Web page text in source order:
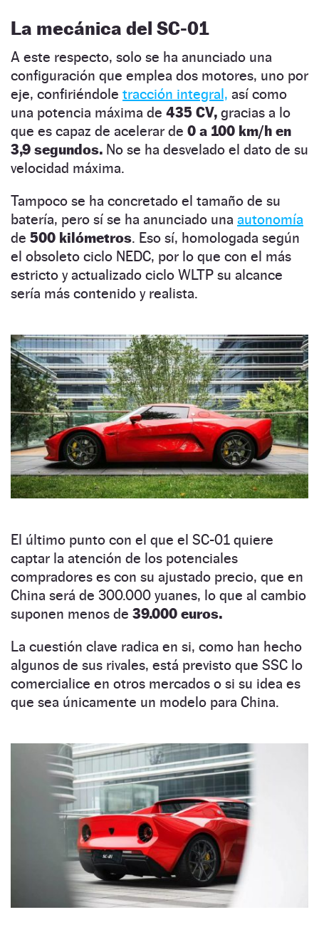
La mecánica del SC-01
A este respecto, solo se ha anunciado una
configuración que emplea dos motores, uno por
eje, confiriéndole tracción integral, así como
una potencia máxima de 435 CV, gracias a lo
que es capaz de acelerar de 0 a 100 km/h en
3,9 segundos. No se ha desvelado el dato de su
velocidad máxima.
Tampoco se ha concretado el tamaño de su
batería, pero sí se ha anunciado una autonomía
de 500 kilómetros. Eso sí, homologada según
el obsoleto ciclo NEDC, por lo que con el más
estricto y actualizado ciclo WLTP su alcance
sería más contenido y realista.
El último punto con el que el SC-01 quiere
captar la atención de los potenciales
compradores es con su ajustado precio, que en
China será de 300.000 yuanes, lo que al cambio
suponen menos de 39.000 euros.
La cuestión clave radica en si, como han hecho
algunos de sus rivales, está previsto que SSC lo
comercialice en otros mercados o si su idea es
que sea únicamente un modelo para China.